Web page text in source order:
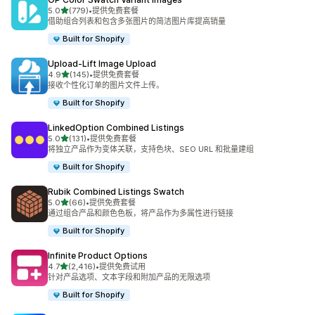
5.0星（满分 5 星）
(779)
总共 779 条评论
•提供免费套餐
借助组合列表和包含多张图片的简洁图片库提高销量
Built for Shopify
Upload‑Lift Image Upload
4.9星（满分 5 星）
(145)
总共 145 条评论
•提供免费套餐
接收个性化订单的图片文件上传。
Built for Shopify
LinkedOption Combined Listings
5.0星（满分 5 星）
(131)
总共 131 条评论
•提供免费套餐
将独立产品作为变体关联，支持色块、SEO URL 和批量建组
Built for Shopify
Rubik Combined Listings Swatch
5.0星（满分 5 星）
(66)
总共 66 条评论
•提供免费套餐
通过组合产品和颜色色板，将产品作为多属性进行链接
Built for Shopify
Infinite Product Options
4.7星（满分 5 星）
(2,416)
总共 2416 条评论
•提供免费试用
针对产品选项、文本字段和附加产品的无限选项
Built for Shopify